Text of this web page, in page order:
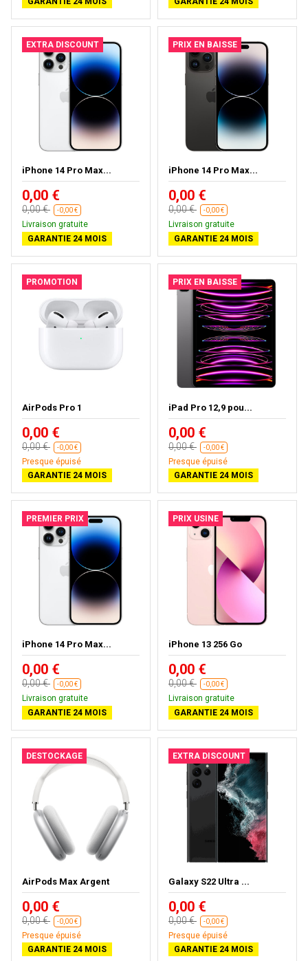
EXTRA DISCOUNT
iPhone 14 Pro Max...
0,00 €
0,00 € -0,00 €
Livraison gratuite
GARANTIE 24 MOIS
PRIX EN BAISSE
iPhone 14 Pro Max...
0,00 €
0,00 € -0,00 €
Livraison gratuite
GARANTIE 24 MOIS
PROMOTION
AirPods Pro 1
0,00 €
0,00 € -0,00 €
Presque épuisé
GARANTIE 24 MOIS
PRIX EN BAISSE
iPad Pro 12,9 pou...
0,00 €
0,00 € -0,00 €
Presque épuisé
GARANTIE 24 MOIS
PREMIER PRIX
iPhone 14 Pro Max...
0,00 €
0,00 € -0,00 €
Livraison gratuite
GARANTIE 24 MOIS
PRIX USINE
iPhone 13 256 Go
0,00 €
0,00 € -0,00 €
Livraison gratuite
GARANTIE 24 MOIS
DESTOCKAGE
AirPods Max Argent
0,00 €
0,00 € -0,00 €
Presque épuisé
GARANTIE 24 MOIS
EXTRA DISCOUNT
Galaxy S22 Ultra ...
0,00 €
0,00 € -0,00 €
Presque épuisé
GARANTIE 24 MOIS